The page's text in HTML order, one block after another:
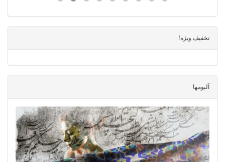
تخفیف ویژه!
آلبومها